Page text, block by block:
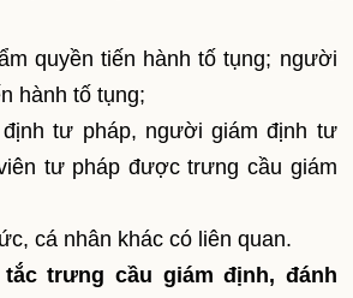
quyền tiến hành tố tụng; người
hành tố tụng;
tư pháp, người giám định tư
tư pháp được trưng cầu giám
cá nhân khác có liên quan.
trưng cầu giám định, đánh